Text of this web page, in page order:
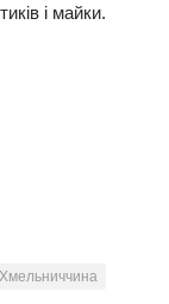
і майки.
Хмельниччина